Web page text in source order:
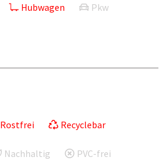
Hubwagen Pkw
Rostfrei Recyclebar
Nachhaltig PVC-frei